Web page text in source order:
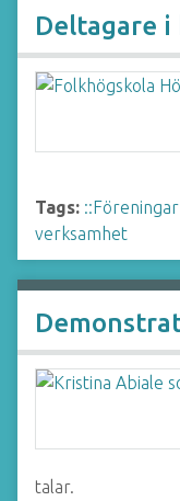
Deltagare i
Tags:
verksamhet
talar.